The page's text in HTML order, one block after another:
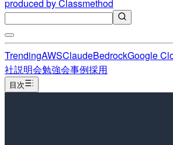
produced by Classmethod
TrendingAWSClaudeBedrockGoogle
社説明会勉強会事例採用
目次